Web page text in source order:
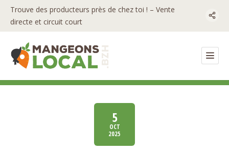
Trouve des producteurs près de chez toi ! – Vente
directe et circuit court
5
OCT
2025